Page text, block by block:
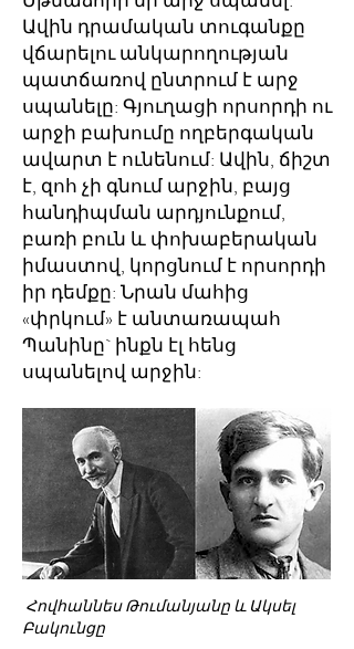
Ավին դրամական տուգանքը
վճարելու անկարողության
պատճառով ընտրում է արջ
սպանելը: Գյուղացի որսորդի ու
արջի բախումը ողբերգական
ավարտ է ունենում: Ավին, ճիշտ
է, զոհ չի գնում արջին, բայց
հանդիպման արդյունքում,
բառի բուն և փոխաբերական
իմաստով, կորցնում է որսորդի
իր դեմքը: Նրան մահից
«փրկում» է անտառապահ
Պանինը` ինքն էլ հենց
սպանելով արջին:
Հովհաննես Թումանյանը և Ակսել
Բակունցը